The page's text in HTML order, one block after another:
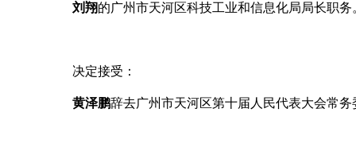
刘翔的广州市天河区科技工业和信息化局局长职务
决定接受：
黄泽鹏辞去广州市天河区第十届 人民代表大会常务